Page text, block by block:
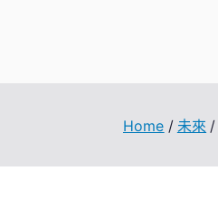
Home 未來